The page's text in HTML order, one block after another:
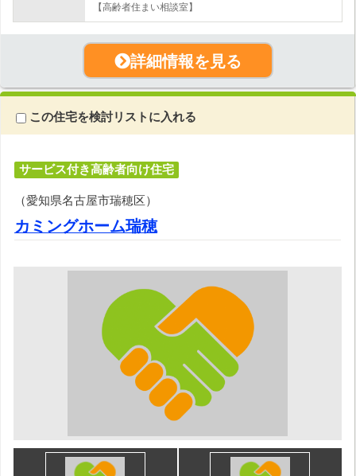
【高齢者住まい相談室】
詳細情報を見る
この住宅を検討リストに入れる
サービス付き高齢者向け住宅
（愛知県名古屋市瑞穂区）
カミングホーム瑞穂